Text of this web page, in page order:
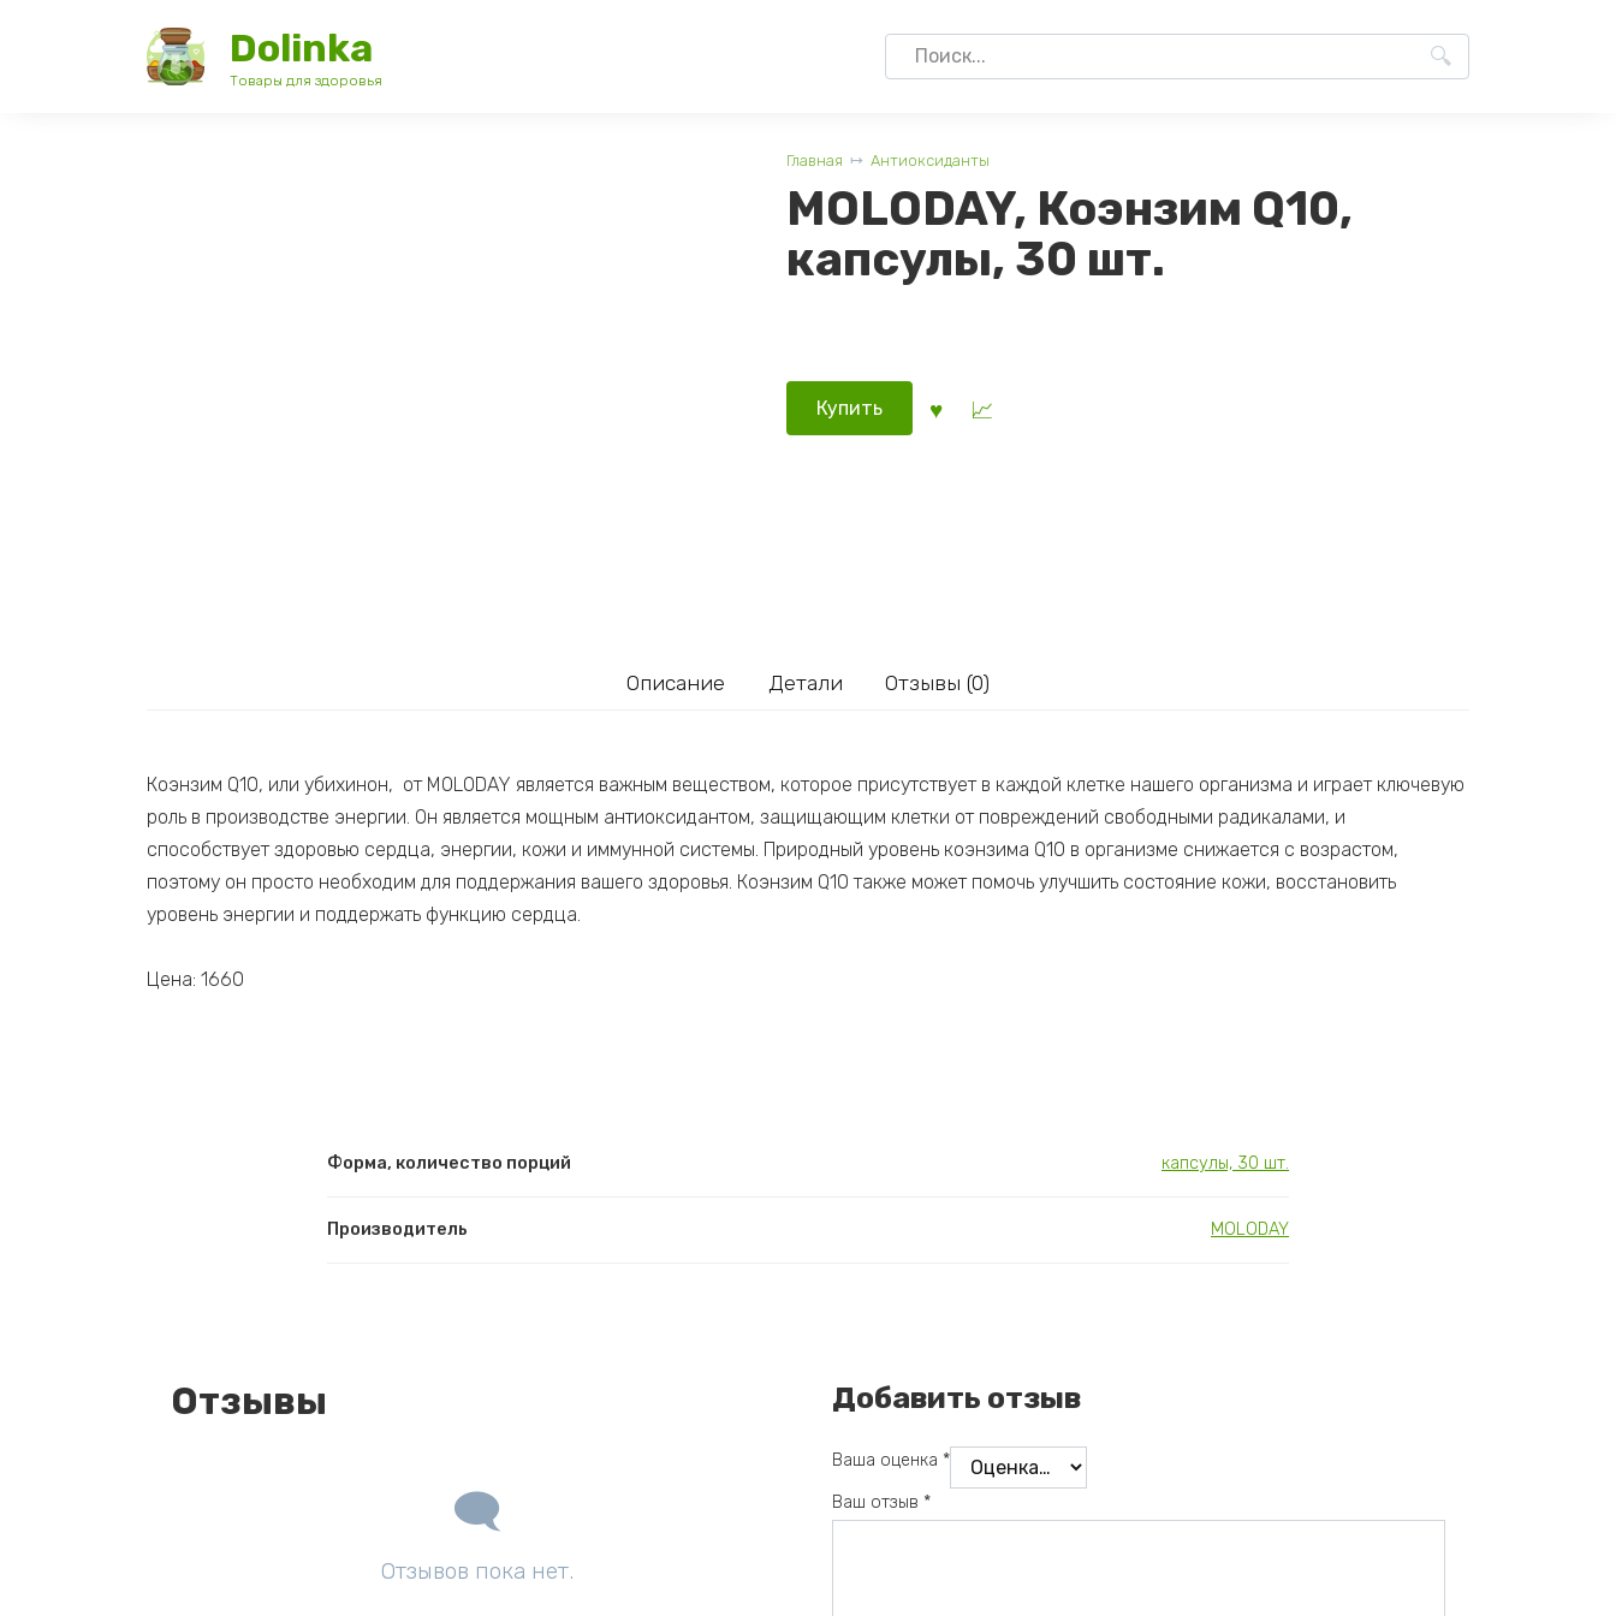
Dolinka
Товары для здоровья
Search
for:
Главная Антиоксиданты
MOLODAY, Коэнзим Q10,
капсулы, 30 шт.
Купить
Описание Детали Отзывы (0)
Коэнзим Q10, или убихинон, от MOLODAY является важным веществом, которое присутствует в каждой клетке нашего организма и играет ключевую
роль в производстве энергии. Он является мощным антиоксидантом, защищающим клетки от повреждений свободными радикалами, и
способствует здоровью сердца, энергии, кожи и иммунной системы. Природный уровень коэнзима Q10 в организме снижается с возрастом,
поэтому он просто необходим для поддержания вашего здоровья. Коэнзим Q10 также может помочь улучшить состояние кожи, восстановить
уровень энергии и поддержать функцию сердца.
Цена: 1660
Форма, количество порций капсулы, 30 шт.
Производитель MOLODAY
Отзывы
Отзывов пока нет.
Добавить отзыв
Ваша оценка *
Ваш отзыв *